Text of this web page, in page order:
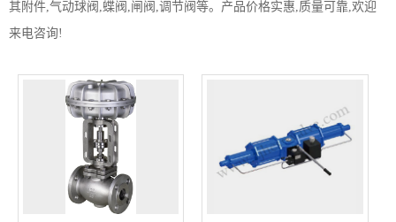
其附件,气动球阀,蝶阀,闸阀,调节阀等。产品价格实惠,质量可靠,欢迎
来电咨询!